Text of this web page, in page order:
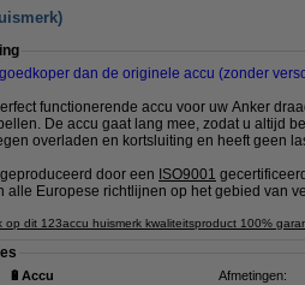
dan de originele accu (zonder
functionerende accu voor uw Anker
De accu gaat lang mee, zodat u altijd
overladen en kortsluiting en heeft geen
door een ISO9001
alle Europese richtlijnen op het gebied van
op dit 123accu huismerk kwaliteitsproduct 100%
🔋Accu Afmetingen: